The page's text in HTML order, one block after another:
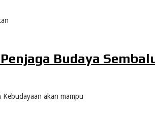
Budaya
akan mampu